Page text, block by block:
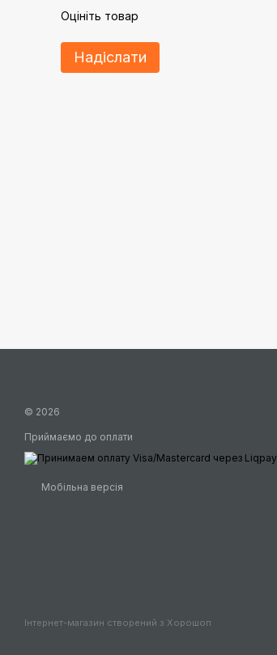
Оцініть товар
Надіслати
© 2026
Приймаємо до оплати
Мобільна версія
Інтернет-магазин створений з Хорошоп